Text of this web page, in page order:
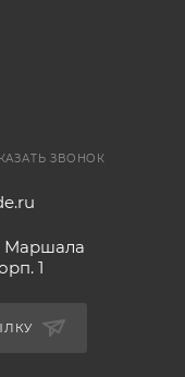
ЗВОНОК
Маршала
1